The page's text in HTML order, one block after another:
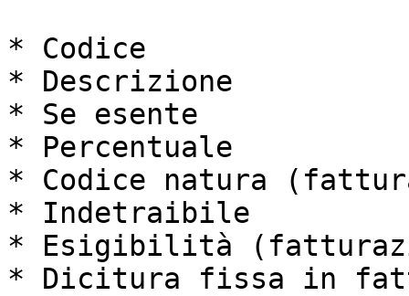
* Codice
* Descrizione
* Se esente
* Percentuale
* Codice natura
* Indetraibile
* Esigibilità
* Dicitura fissa in